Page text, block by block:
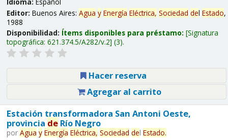
Editor: Buenos Aires: Agua y Energía Eléctrica, Sociedad del Estado,
1988
Disponibilidad: Ítems disponibles para préstamo: Signatura
topográfica: 621.374.5/A282/v.2 (3).
Hacer reserva
Agregar al carrito
Estación transformadora San Antoni Oeste,
provincia deRío Negro
por Agua y Energía Eléctrica, Sociedad del Estado.